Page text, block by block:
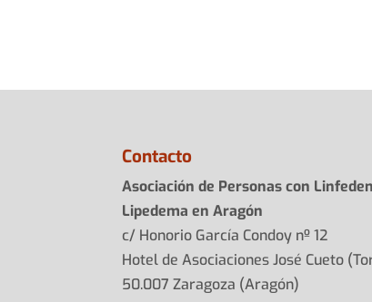
Contacto
Asociación de Personas con
Lipedema en Aragón
c/ Honorio García Condoy nº 12
Hotel de Asociaciones José Cueto
50.007 Zaragoza (Aragón)